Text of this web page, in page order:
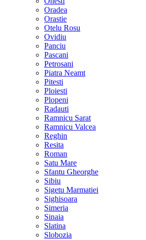
Oradea
Orastie
Otelu Rosu
Ovidiu
Panciu
Pascani
Petrosani
Piatra Neamt
Pitesti
Ploiesti
Plopeni
Radauti
Ramnicu Sarat
Ramnicu Valcea
Reghin
Resita
Roman
Satu Mare
Sfantu Gheorghe
Sibiu
Sigetu Marmatiei
Sighisoara
Simeria
Sinaia
Slatina
Slobozia